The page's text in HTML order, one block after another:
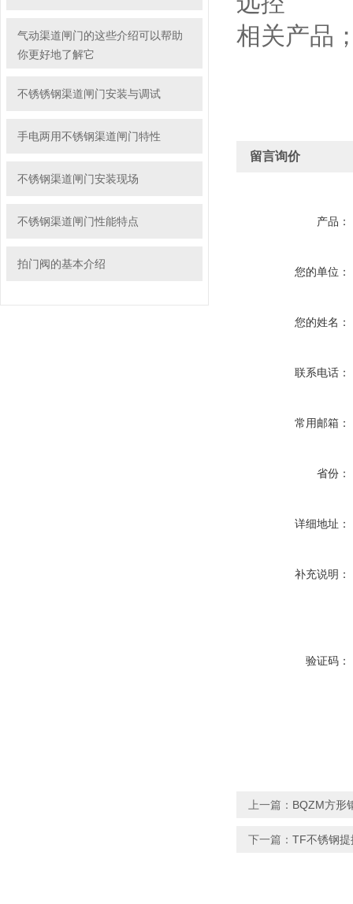
气动渠道闸门的这些介绍可以帮助
你更好地了解它
不锈锈钢渠道闸门安装与调试
手电两用不锈钢渠道闸门特性
不锈钢渠道闸门安装现场
不锈钢渠道闸门性能特点
拍门阀的基本介绍
相关产品
留言询价
产品：
您的单位：
您的姓名：
联系电话：
常用邮箱：
省份：
详细地址：
补充说明：
验证码：
上一篇： BQZM方形
下一篇： TF不锈钢提